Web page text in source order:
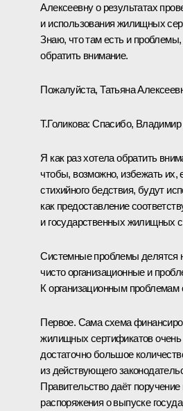
Алексеевну о результатах
и использования жилищных
Знаю, что там есть и
обратить внимание.
Пожалуйста, Татьяна
Т.Голикова:Спасибо,
Я как раз хотела обратить
чтобы, возможно, избежать их,
стихийного бедствия, будут
как предоставление
и государственных жилищных
Системные проблемы делятся
чисто организационные и
К организационным
Первое. Сама схема
жилищных сертификатов
достаточно большое
из действующего
Правительство даёт
распоряжения о выпуске